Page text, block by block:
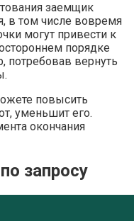
заемщик
в том числе вовремя
могут привести к
порядке
потребовав вернуть
повысить
уменьшит его.
окончания
запросу